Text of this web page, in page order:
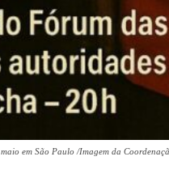
em São Paulo /Imagem da